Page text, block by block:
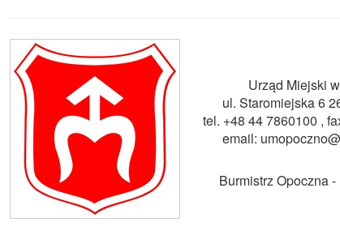
Urząd Miejski
ul. Staromiejska 6
tel. +48 44 7860100 ,
email:
Burmistrz Opoczna